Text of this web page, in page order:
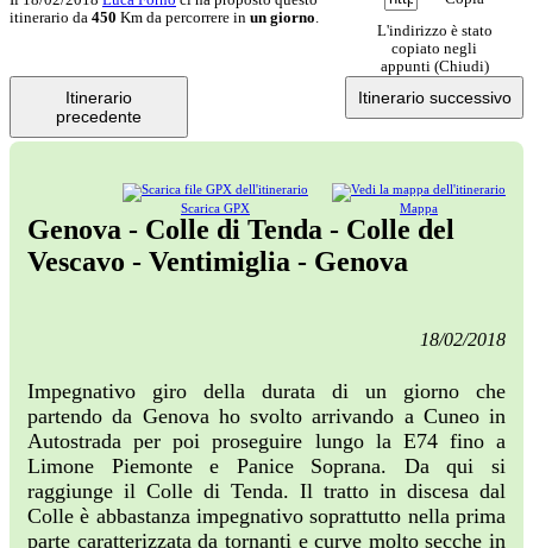
L'indirizzo è stato
copiato negli
appunti (Chiudi)
itinerario da 450 Km da percorrere in un giorno.
Itinerario
precedente
Itinerario successivo
Mappa
Scarica GPX
Genova - Colle di Tenda - Colle del
Vescavo - Ventimiglia - Genova
18/02/2018
Impegnativo giro della durata di un giorno che
partendo da Genova ho svolto arrivando a Cuneo in
Autostrada per poi proseguire lungo la E74 fino a
Limone Piemonte e Panice Soprana. Da qui si
raggiunge il Colle di Tenda. Il tratto in discesa dal
Colle è abbastanza impegnativo soprattutto nella prima
parte caratterizzata da tornanti e curve molto secche in